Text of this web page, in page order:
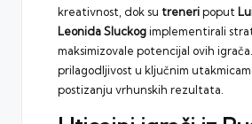
kreativnost, dok su treneripoput
Leonida Sluckogimplementirali
maksimizovale potencijal ovih
prilagodljivost u ključnim
postizanju vrhunskih rezultata.